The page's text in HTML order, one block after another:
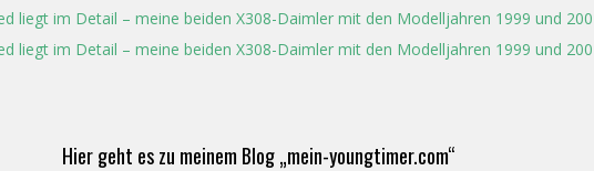
liegt im Detail – meine beiden X308-Daimler mit den Modelljahren 1999 und
liegt im Detail – meine beiden X308-Daimler mit den Modelljahren 1999 und
Hier geht es zu meinem Blog „mein-youngtimer.com“